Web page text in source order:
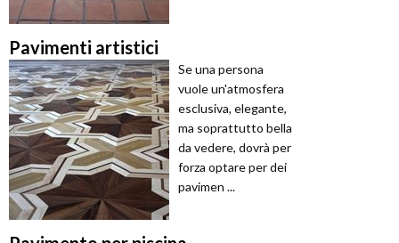
Pavimenti artistici
Se una persona
vuole un'atmosfera
esclusiva, elegante,
ma soprattutto bella
da vedere, dovrà per
forza optare per dei
pavimen ...